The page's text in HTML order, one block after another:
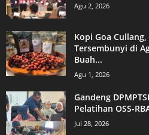
Agu 2, 2026
Kopi Goa
Tersembunyi di
Buah...
Agu 1, 2026
Gandeng
Pelatihan OSS-
Jul 28, 2026